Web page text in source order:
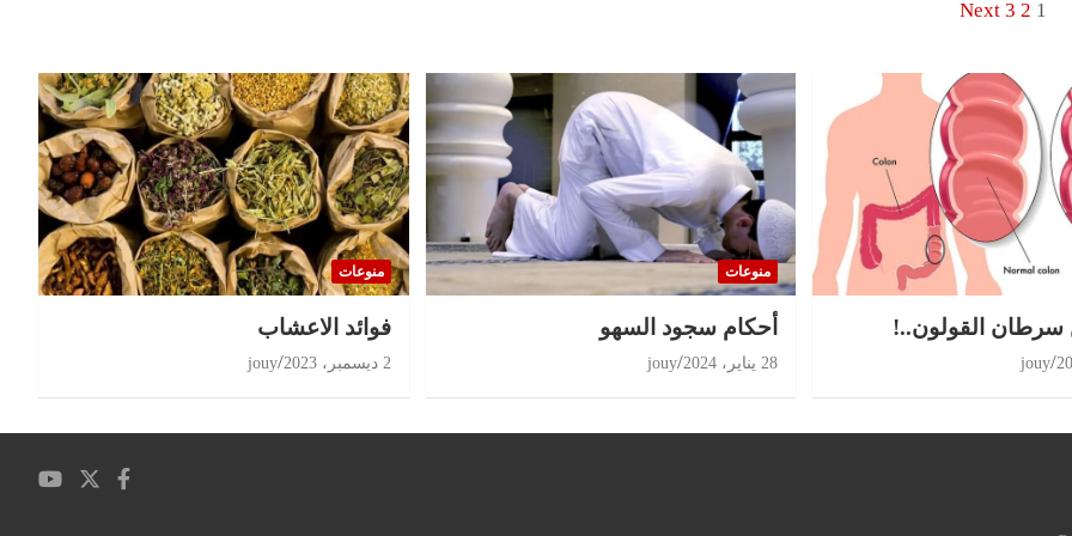
تعدد1
2
3
Next
سرطان القولون..!
jouy
منوعات
أحكام سجود السهو
28 يناير، 2024 jouy
منوعات
‏فوائد الاعشاب
2 ديسمبر، 2023 jouy